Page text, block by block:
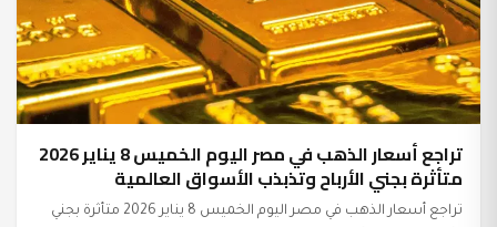
تراجع أسعار الذهب في مصر اليوم الخميس 8 يناير 2026
متأثرة بجني الأرباح وتذبذب الأسواق العالمية
تراجع أسعار الذهب في مصر اليوم الخميس 8 يناير 2026 متأثرة بجني